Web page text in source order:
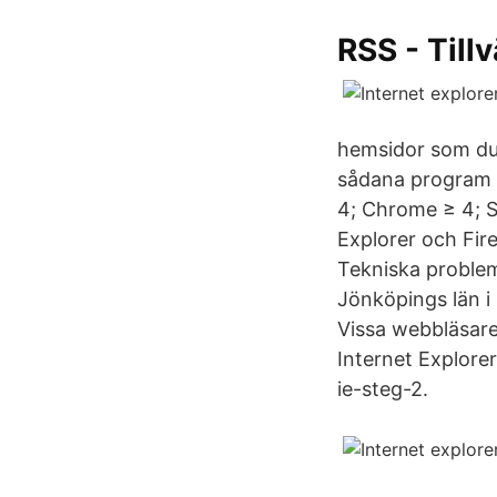
RSS -
hemsidor som
sådana
4; Chrome ≥ 4;
Explorer och
Tekniska
Jönköpings län i
Vissa
Internet
ie-steg-2.